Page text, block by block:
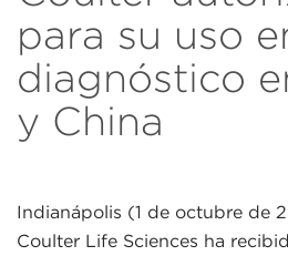
para su uso
diagnóstico
y China
Indianápolis (1 de octubre de
Coulter Life Sciences ha